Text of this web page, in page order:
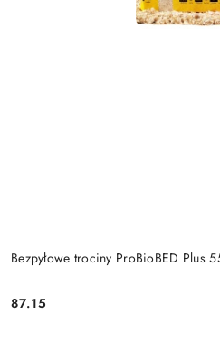
Bezpyłowe trociny ProBioBED Plus
Cena:
87.15